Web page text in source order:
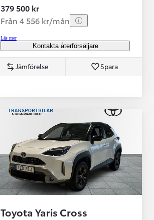
379 500 kr
Från 4 556 kr/mån
Läs mer
Kontakta återförsäljare
Jämförelse Spara
Toyota Yaris Cross